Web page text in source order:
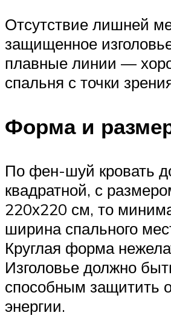
Отсутствие лишней
защищенное
плавные линии —
спальня с точки
Форма и
По фен-шуй кровать
квадратной, с
220х220 см, то
ширина спального
Круглая форма
Изголовье должно
способным защитить
энергии.